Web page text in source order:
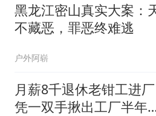
黑龙江密山真实大案：
不藏恶，罪恶终难逃
户外阿崭
月薪8千退休老钳工进厂
凭一双手揪出工厂半年